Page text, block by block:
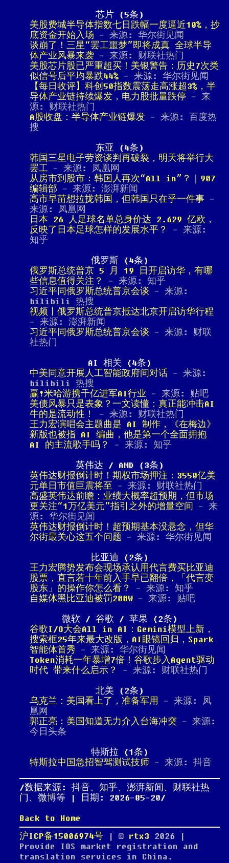
芯片 (5条)
美股费城半导体指数七日跌幅一度逼近10%，抄
底资金开始入场 - 来源: 华尔街见闻
谈崩了！三星“罢工噩梦”即将成真 全球半导
体产业风暴来袭 - 来源: 财联社热门
美股芯片股已严重超买！美银警告：历史7次类
似信号后平均暴跌44% - 来源: 华尔街见闻
【每日收评】科创50指数震荡走高涨超3%，半
导体产业链持续爆发，电力股批量跌停 - 来
源: 财联社热门
A股收盘：半导体产业链爆发 - 来源: 百度热
搜
东亚 (4条)
韩国三星电子劳资谈判再破裂，明天将举行大
罢工 - 来源: 凤凰网
从房市到股市：韩国人再次“All in”？｜907
编辑部 - 来源: 澎湃新闻
高市早苗想拉拢韩国，但韩国只在乎一件事 -
来源: 凤凰网
日本 26 人足球名单总身价达 2.629 亿欧，
反映了日本足球怎样的发展水平？
- 来源:
知乎
俄罗斯 (4条)
俄罗斯总统普京 5 月 19 日开启访华，有哪
些信息值得关注？
- 来源: 知乎
习近平同俄罗斯总统普京会谈 - 来源:
bilibili 热搜
视频丨俄罗斯总统普京抵达北京开启访华行程
- 来源: 澎湃新闻
习近平同俄罗斯总统普京会谈 - 来源: 财联
社热门
AI 相关 (4条)
中美同意开展人工智能政府间对话 - 来源:
bilibili 热搜
赢!米哈游携千亿进军AI行业 - 来源: 贴吧
美债风暴只是表象？一文读懂：真正能冲击AI
牛的是流动性！
- 来源: 财联社热门
王力宏演唱会主题曲是 AI 制作，《在梅边》
新版也被指 AI 编曲，他是第一个全面拥抱
AI 的主流歌手吗？
- 来源: 知乎
英伟达 / AMD (3条)
英伟达财报倒计时！期权市场押注：3550亿美
元单日市值巨震将至 - 来源: 财联社热门
高盛英伟达前瞻：业绩大概率超预期，但市场
更关注“1万亿美元”指引之外的增量空间
- 来
源: 华尔街见闻
英伟达财报倒计时！超预期基本没悬念，但华
尔街最关心这五个问题 - 来源: 华尔街见闻
比亚迪 (2条)
王力宏腾势发布会现场承认用代言费买比亚迪
股票，直言若十年前入手早已翻倍，「代言变
股东」的操作你怎么看？
- 来源: 知乎
自媒体黑比亚迪被罚200W - 来源: 贴吧
微软 / 谷歌 / 苹果 (2条)
谷歌I/O大会All in AI：Gemini模型上新，
搜索框25年来最大改版，AI眼镜回归，Spark
智能体首秀 - 来源: 华尔街见闻
Token消耗一年暴增7倍！谷歌步入Agent驱动
时代 带来什么启示？
- 来源: 财联社热门
北美 (2条)
乌克兰：美国看上了，准备军用 - 来源: 凤
凰网
郭正亮：美国知道无力介入台海冲突 - 来源:
今日头条
特斯拉 (1条)
特斯拉中国急招智驾测试技师 - 来源: 抖音
数据来源: 抖音、知乎、澎湃新闻、财联社热
门、微博等 | 日期: 2026-05-20
Back to Home
沪ICP备15006974号 | © rtx3 2026 |
Provide IOS market registration and
translation services in China.